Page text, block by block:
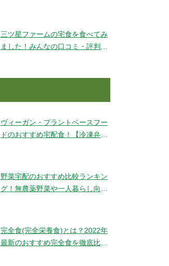
三ツ星ファームの宅食を食べてみ
ました！みんなの口コミ・評判も
ヴィーガン・プラントベースフー
ドのおすすめ宅配食！【冷凍弁
野菜宅配のおすすめ比較ランキン
グ！無農薬野菜や一人暮らし向け
完全食(完全栄養食)とは？2022年
最新のおすすめ完全食を徹底比較